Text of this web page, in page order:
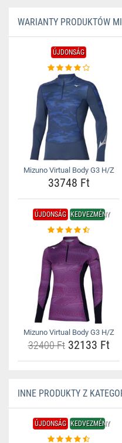
WARIANTY PRODUKTÓW
ÚJDONSÁG
Mizuno Virtual Body G3 H/Z
33748 Ft
ÚJDONSÁG KEDVEZMÉNY
Mizuno Virtual Body G3 H/Z
32400 Ft32133 Ft
INNE PRODUKTY Z
ÚJDONSÁG KEDVEZMÉNY